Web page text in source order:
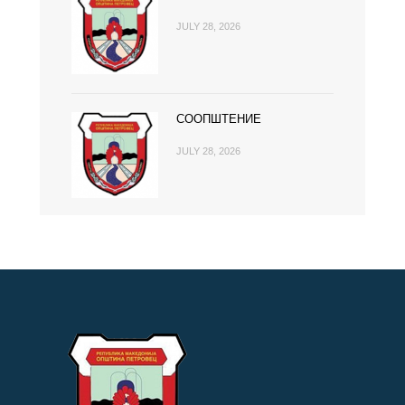
JULY 28, 2026
СООПШТЕНИЕ
JULY 28, 2026